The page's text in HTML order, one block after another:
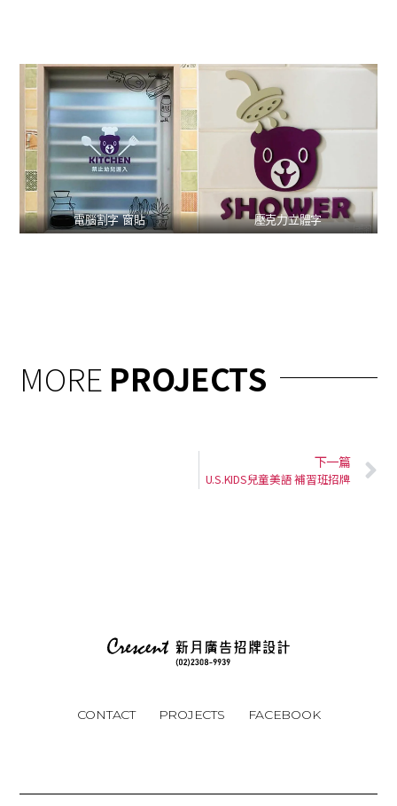
電腦割字 窗貼 壓克力立體字
MORE PROJECTS
下一篇
U.S.KIDS兒童美語 補習班招牌
CONTACT PROJECTS FACEBOOK